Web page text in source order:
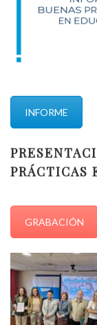
INFORME
PRÁCTICAS
GRABACIÓN